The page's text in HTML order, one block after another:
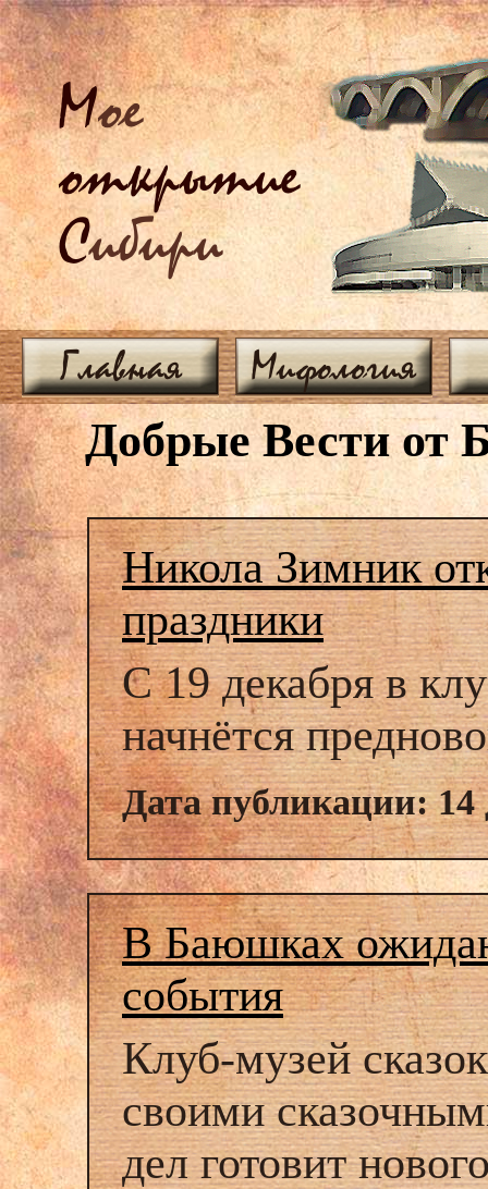
Мое
открытие
Сибири
Главная Мифология
Добрые Вести от
Никола Зимник
праздники
С 19 декабря в
начнётся
Дата публикации: 14
В Баюшках
события
Клуб-музей
своими
дел готовит